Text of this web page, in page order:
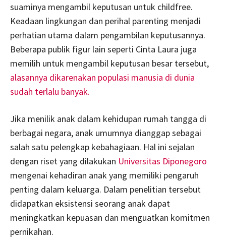
suaminya mengambil keputusan untuk childfree.
Keadaan lingkungan dan perihal parenting menjadi
perhatian utama dalam pengambilan keputusannya.
Beberapa publik figur lain seperti Cinta Laura juga
memilih untuk mengambil keputusan besar tersebut,
alasannya dikarenakan populasi manusia di dunia
sudah terlalu banyak.
Jika menilik anak dalam kehidupan rumah tangga di
berbagai negara, anak umumnya dianggap sebagai
salah satu pelengkap kebahagiaan. Hal ini sejalan
dengan riset yang dilakukan Universitas Diponegoro
mengenai kehadiran anak yang memiliki pengaruh
penting dalam keluarga. Dalam penelitian tersebut
didapatkan eksistensi seorang anak dapat
meningkatkan kepuasan dan menguatkan komitmen
pernikahan.